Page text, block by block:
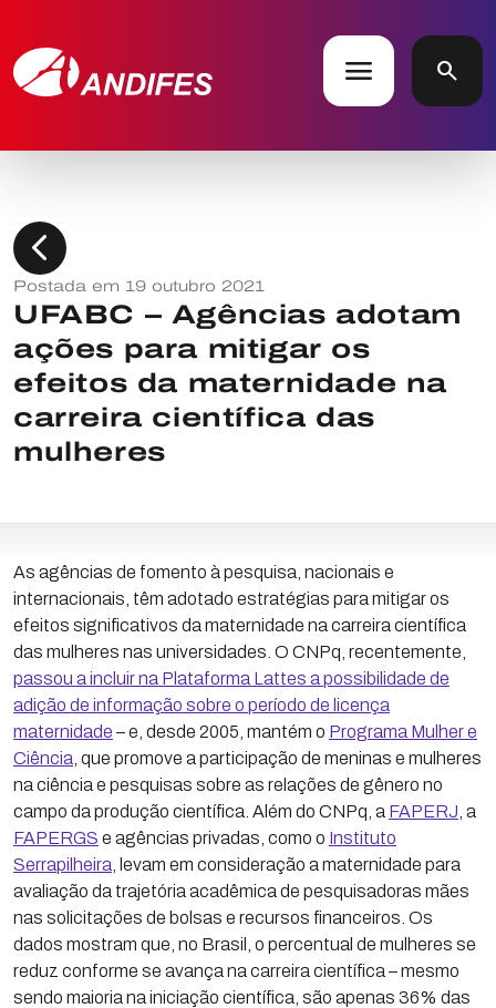
menu search
chevron_left
Postada em 19 outubro 2021
UFABC – Agências adotam
ações para mitigar os
efeitos da maternidade na
carreira científica das
mulheres
As agências de fomento à pesquisa, nacionais e
internacionais, têm adotado estratégias para mitigar os
efeitos significativos da maternidade na carreira científica
das mulheres nas universidades. O CNPq, recentemente,
passou a incluir na Plataforma Lattes a possibilidade de
adição de informação sobre o período de licença
maternidade – e, desde 2005, mantém o Programa Mulher e
Ciência , que promove a participação de meninas e mulheres
na ciência e pesquisas sobre as relações de gênero no
campo da produção científica. Além do CNPq, a FAPERJ , a
FAPERGS e agências privadas, como o Instituto
Serrapilheira , levam em consideração a maternidade para
avaliação da trajetória acadêmica de pesquisadoras mães
nas solicitações de bolsas e recursos financeiros. Os
dados mostram que, no Brasil, o percentual de mulheres se
reduz conforme se avança na carreira científica – mesmo
sendo maioria na iniciação científica, são apenas 36% das